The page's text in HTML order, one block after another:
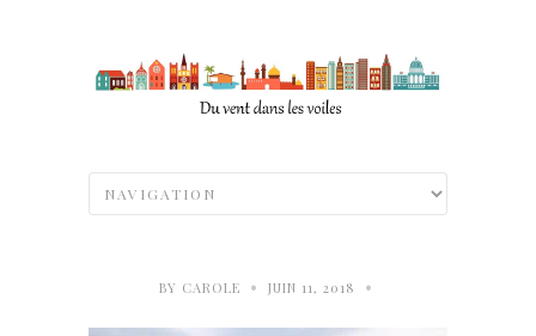
BY CAROLE • JUIN 11, 2018 •